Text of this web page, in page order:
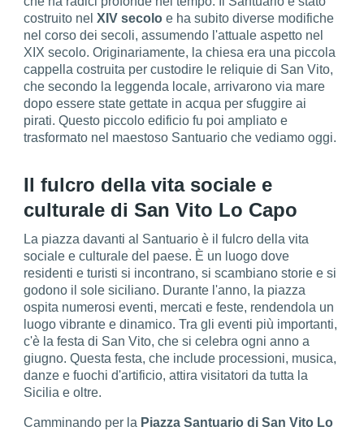
costruito nelXIV secolo e ha subito diverse modifiche
nel corso dei secoli, assumendo l'attuale aspetto nel
XIX secolo. Originariamente, la chiesa era una piccola
cappella costruita per custodire le reliquie di San Vito,
che secondo la leggenda locale, arrivarono via mare
dopo essere state gettate in acqua per sfuggire ai
pirati. Questo piccolo edificio fu poi ampliato e
trasformato nel maestoso Santuario che vediamo oggi.
Il fulcro della vita sociale e
culturale di San Vito Lo Capo
La piazza davanti al Santuario è il fulcro della vita
sociale e culturale del paese. È un luogo dove
residenti e turisti si incontrano, si scambiano storie e si
godono il sole siciliano. Durante l'anno, la piazza
ospita numerosi eventi, mercati e feste, rendendola un
luogo vibrante e dinamico. Tra gli eventi più importanti,
c'è la festa di San Vito, che si celebra ogni anno a
giugno. Questa festa, che include processioni, musica,
danze e fuochi d'artificio, attira visitatori da tutta la
Sicilia e oltre.
Camminando per la Piazza Santuario di San Vito Lo